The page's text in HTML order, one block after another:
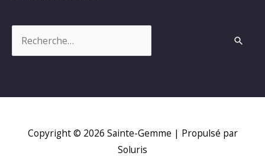
Copyright © 2026 Sainte-Gemme | Propulsé par
Soluris